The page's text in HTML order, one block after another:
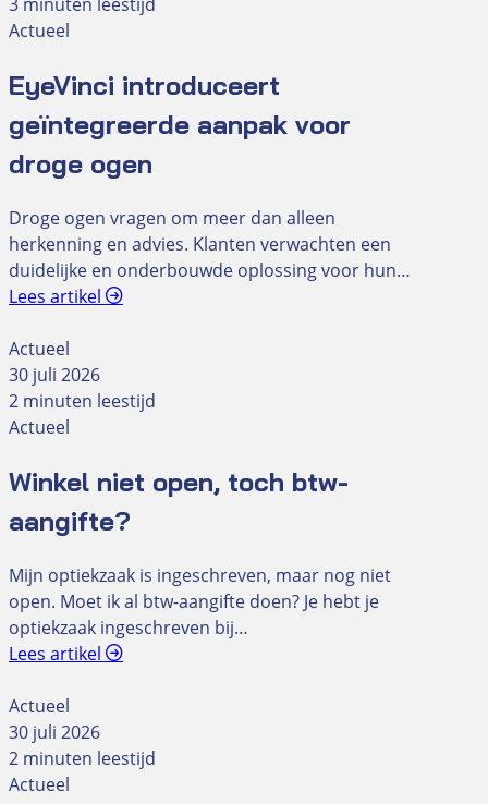
Actueel
EyeVinci introduceert
geïntegreerde aanpak voor
droge ogen
Droge ogen vragen om meer dan alleen
herkenning en advies. Klanten verwachten een
duidelijke en onderbouwde oplossing voor hun…
Lees artikel
Actueel
30 juli 2026
2 minuten leestijd
Actueel
Winkel niet open, toch btw-
aangifte?
Mijn optiekzaak is ingeschreven, maar nog niet
open. Moet ik al btw-aangifte doen? Je hebt je
optiekzaak ingeschreven bij…
Lees artikel
Actueel
30 juli 2026
2 minuten leestijd
Actueel